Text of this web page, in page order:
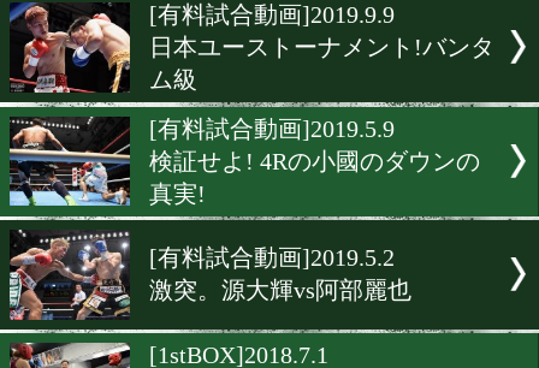
[有料試合動画]2019.11.2
KOシーン満載!10月は3興
合
[日本ユース]2019.10.5
[有料試合動画]2019.9.9
日本ユーストーナメント!